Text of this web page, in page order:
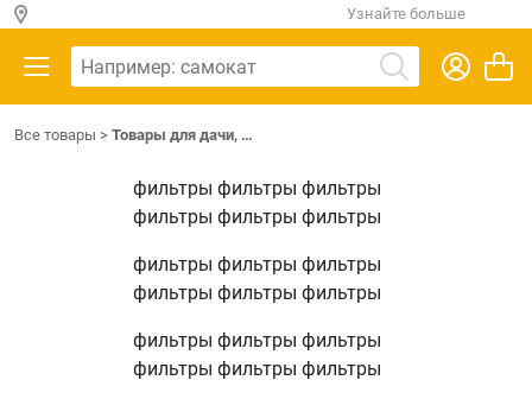
Узнайте больше
Все товары > Товары для дачи, …
фильтры фильтры фильтры
фильтры фильтры фильтры
фильтры фильтры фильтры
фильтры фильтры фильтры
фильтры фильтры фильтры
фильтры фильтры фильтры